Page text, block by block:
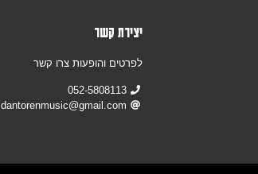
יצירת קשר
לפרטים והופעות צרו קשר
052-5808113
dantorenmusic@gmail.com